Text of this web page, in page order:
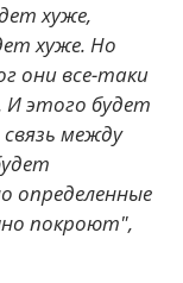
хуже,
хуже. Но
они все-таки
И этого будет
между
определенные
покроют",